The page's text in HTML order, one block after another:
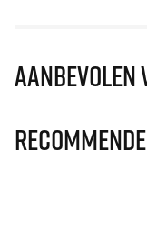
Aanbevolen